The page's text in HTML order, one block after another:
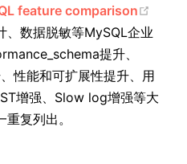
feature comparison
、数据脱敏等MySQL企业
提升、
性能和可扩展性提升、用
增强、Slow log增强等大
复列出。